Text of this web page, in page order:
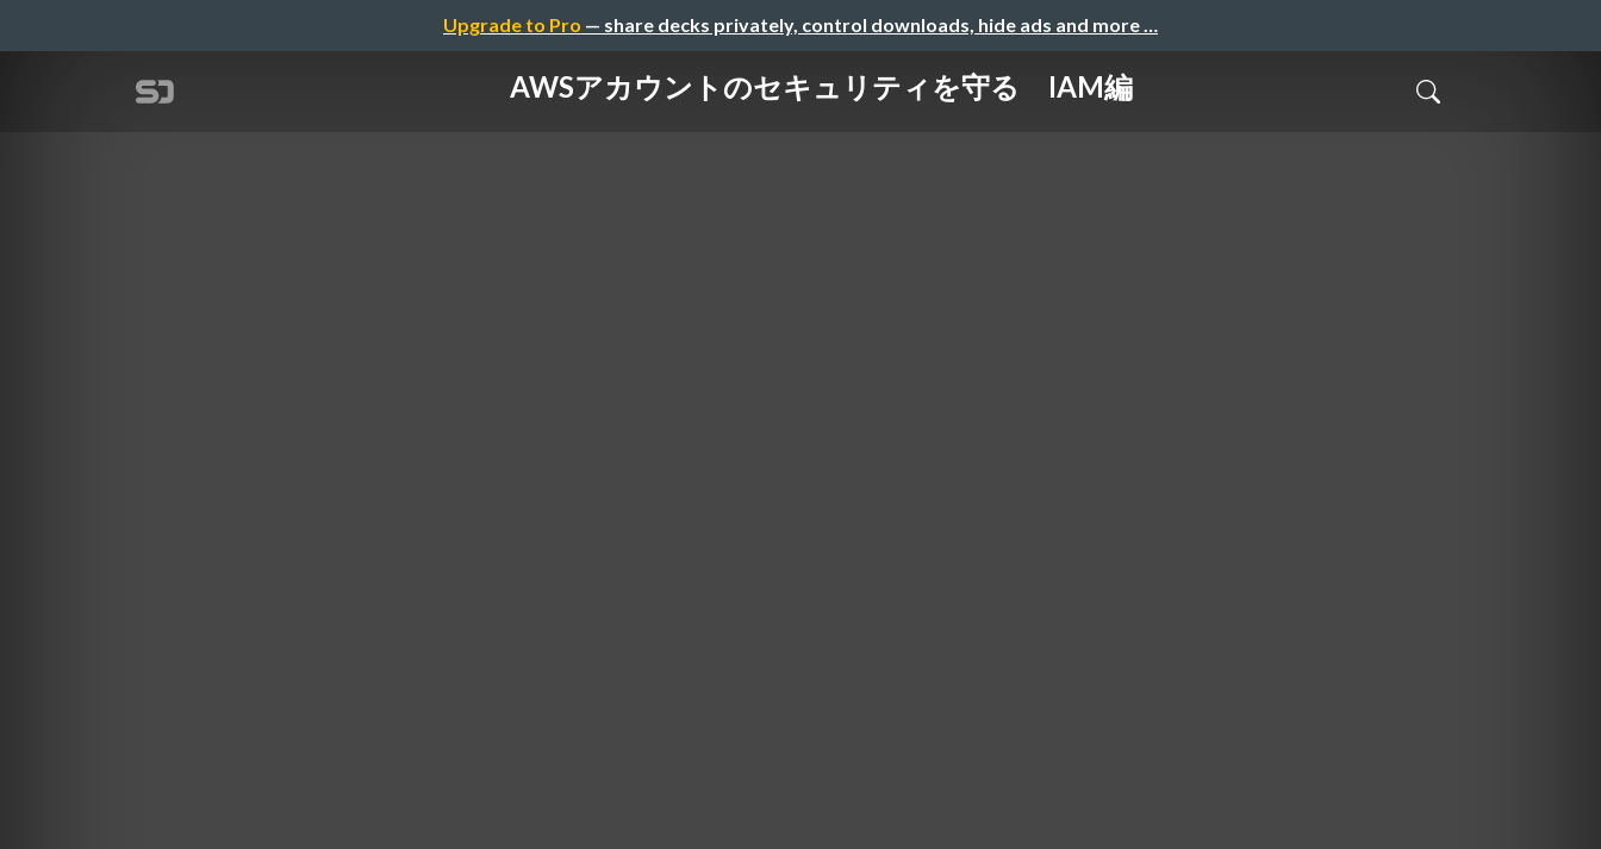
Upgrade to Pro — share decks privately, control downloads, hide ads and more …
AWSアカウントのセキュリティを守る IAM編